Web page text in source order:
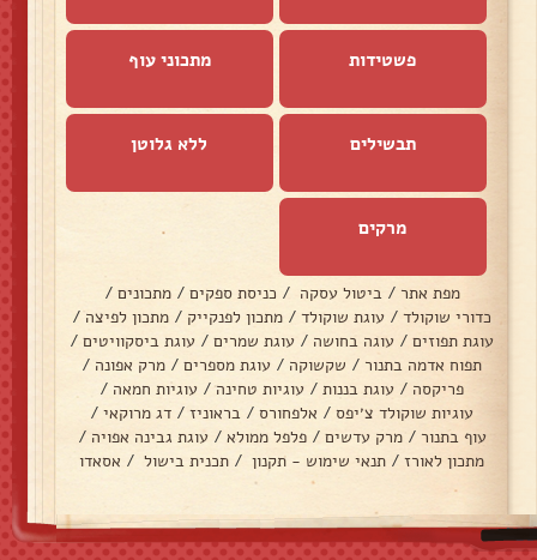
פשטידות מתכוני עוף
תבשילים ללא גלוטן
מרקים
מפת אתר / ביטול עסקה / כניסת ספקים / מתכונים /
כדורי שוקולד / עוגת שוקולד / מתכון לפנקייק / מתכון לפיצה /
עוגת תפוזים / עוגה בחושה / עוגת שמרים / עוגת ביסקוויטים /
תפוח אדמה בתנור / שקשוקה / עוגת מספרים / מרק אפונה /
פריקסה / עוגת בננות / עוגיות טחינה / עוגיות חמאה /
עוגיות שוקולד צ׳יפס / אלפחורס / בראוניז / דג מרוקאי /
עוף בתנור / מרק עדשים / פלפל ממולא / עוגת גבינה אפויה /
מתכון לאורז / תנאי שימוש - תקנון / תכנית בישול / אסאדו